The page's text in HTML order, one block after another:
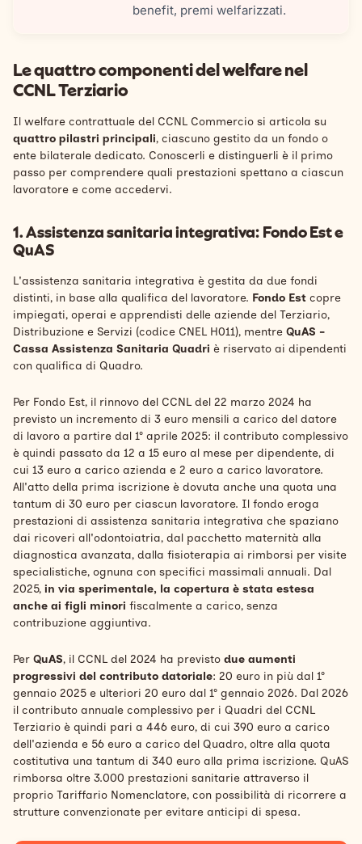
benefit, premi welfarizzati.
Le quattro componenti del welfare nel
CCNL Terziario
Il welfare contrattuale del CCNL Commercio si articola su
quattro pilastri principali, ciascuno gestito da un fondo o
ente bilaterale dedicato. Conoscerli e distinguerli è il primo
passo per comprendere quali prestazioni spettano a ciascun
lavoratore e come accedervi.
1. Assistenza sanitaria integrativa: Fondo Est e
QuAS
L'assistenza sanitaria integrativa è gestita da due fondi
distinti, in base alla qualifica del lavoratore. Fondo Est copre
impiegati, operai e apprendisti delle aziende del Terziario,
Distribuzione e Servizi (codice CNEL H011), mentre QuAS -
Cassa Assistenza Sanitaria Quadri è riservato ai dipendenti
con qualifica di Quadro.
Per Fondo Est, il rinnovo del CCNL del 22 marzo 2024 ha
previsto un incremento di 3 euro mensili a carico del datore
di lavoro a partire dal 1° aprile 2025: il contributo complessivo
è quindi passato da 12 a 15 euro al mese per dipendente, di
cui 13 euro a carico azienda e 2 euro a carico lavoratore.
All'atto della prima iscrizione è dovuta anche una quota una
tantum di 30 euro per ciascun lavoratore. Il fondo eroga
prestazioni di assistenza sanitaria integrativa che spaziano
dai ricoveri all'odontoiatria, dal pacchetto maternità alla
diagnostica avanzata, dalla fisioterapia ai rimborsi per visite
specialistiche, ognuna con specifici massimali annuali. Dal
2025, in via sperimentale, la copertura è stata estesa
anche ai figli minori fiscalmente a carico, senza
contribuzione aggiuntiva.
Per QuAS, il CCNL del 2024 ha previsto due aumenti
progressivi del contributo datoriale: 20 euro in più dal 1°
gennaio 2025 e ulteriori 20 euro dal 1° gennaio 2026. Dal 2026
il contributo annuale complessivo per i Quadri del CCNL
Terziario è quindi pari a 446 euro, di cui 390 euro a carico
dell'azienda e 56 euro a carico del Quadro, oltre alla quota
costitutiva una tantum di 340 euro alla prima iscrizione. QuAS
rimborsa oltre 3.000 prestazioni sanitarie attraverso il
proprio Tariffario Nomenclatore, con possibilità di ricorrere a
strutture convenzionate per evitare anticipi di spesa.